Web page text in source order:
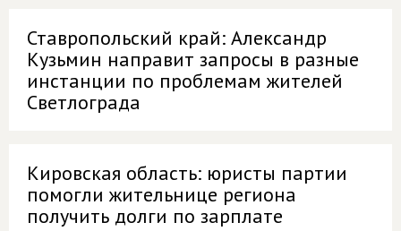
Ставропольский край: Александр
Кузьмин направит запросы в разные
инстанции по проблемам жителей
Светлограда
Кировская область: юристы партии
помогли жительнице региона
получить долги по зарплате